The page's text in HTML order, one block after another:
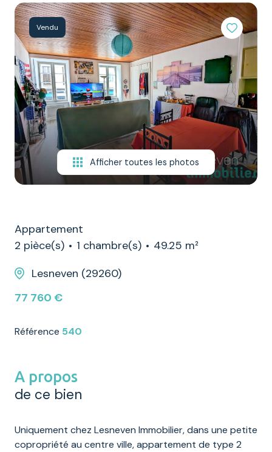
LOCATIONS
ESTIMATION
NOTRE
ÉQUIPE
CONTACT
Vendu
Afficher toutes les photos
Appartement
2 pièce(s)
1 chambre(s)
49.25 m²
Lesneven (29260)
77 760 €
Référence 540
A propos
de ce bien
Uniquement chez Lesneven Immobilier, dans une petite
copropriété au centre ville, appartement de type 2